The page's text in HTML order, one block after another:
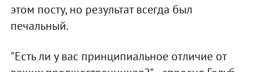
этом посту, но результат всегда был
печальный.
"Есть ли у вас принципиальное отличие от